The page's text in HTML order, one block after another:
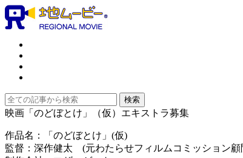
映画「のどぼとけ」（仮）エキストラ募集
作品名：「のどぼとけ」(仮)
監督：深作健太 (元わたらせフィルムコミッション